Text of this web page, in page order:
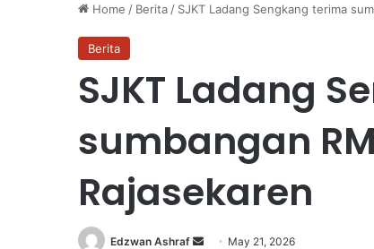
Home / Berita / SJKT Ladang Sengkang terima
Berita
SJKT Ladang
sumbangan
Rajasekaren
Edzwan Ashraf May 21, 2026